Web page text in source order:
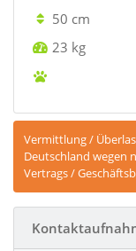
50 cm
23 kg
Vermittlung /
Deutschland wegen
Vertrags /